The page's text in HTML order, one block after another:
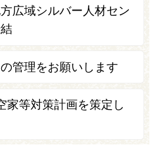
広域シルバー人材セン
管理をお願いします
家等対策計画を策定し